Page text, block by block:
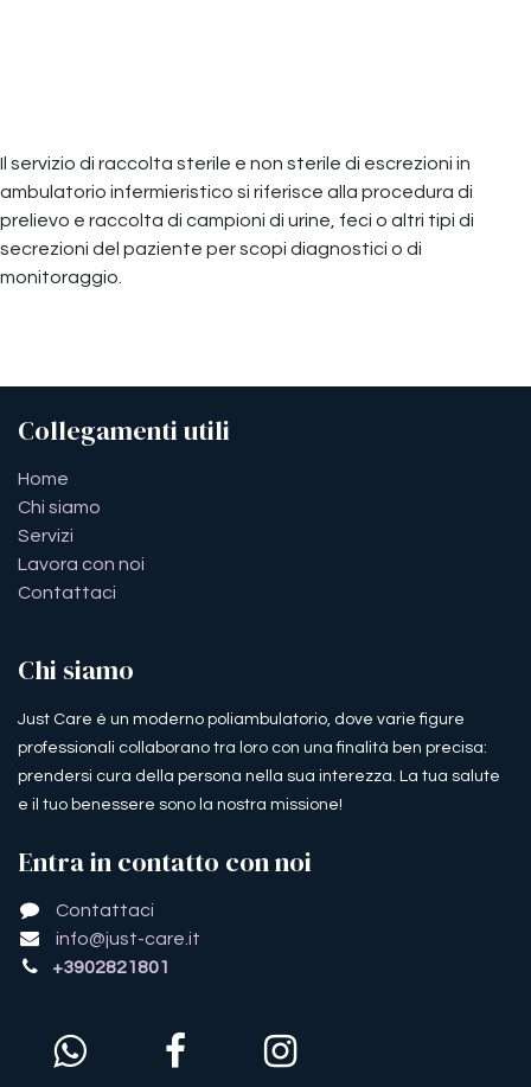
Il servizio di raccolta sterile e non sterile di escrezioni in
ambulatorio infermieristico si riferisce alla procedura di
prelievo e raccolta di campioni di urine, feci o altri tipi di
secrezioni del paziente per scopi diagnostici o di
monitoraggio.
Collegamenti utili
​​​​​​​​​​​​​​​​H​o​m​e
Chi siamo
Servizi
Lavora con noi
Contattaci
Chi siamo
Just Care è un moderno poliambulatorio, dove varie figure
professionali collaborano tra loro con una finalità ben precisa:
prendersi cura della persona nella sua interezza. La tua salute
e il tuo benessere sono la nostra missione!
Entra in contatto con noi
Contattaci
info@just-care.it
+3902821801